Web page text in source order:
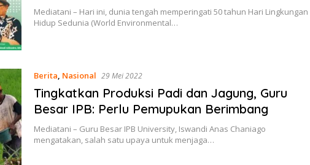
Mediatani – Hari ini, dunia tengah memperingati 50 tahun Hari Lingkungan
Hidup Sedunia (World Environmental…
Berita, Nasional 29 Mei 2022
Tingkatkan Produksi Padi dan Jagung, Guru
Besar IPB: Perlu Pemupukan Berimbang
Mediatani – Guru Besar IPB University, Iswandi Anas Chaniago
mengatakan, salah satu upaya untuk menjaga…